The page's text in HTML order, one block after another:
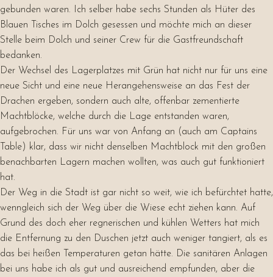
gebunden waren. Ich selber habe sechs Stunden als Hüter des
Blauen Tisches im Dolch gesessen und möchte mich an dieser
Stelle beim Dolch und seiner Crew für die Gastfreundschaft
bedanken.
Der Wechsel des Lagerplatzes mit Grün hat nicht nur für uns eine
neue Sicht und eine neue Herangehensweise an das Fest der
Drachen ergeben, sondern auch alte, offenbar zementierte
Machtblöcke, welche durch die Lage entstanden waren,
aufgebrochen. Für uns war von Anfang an (auch am Captains
Table) klar, dass wir nicht denselben Machtblock mit den großen
benachbarten Lagern machen wollten, was auch gut funktioniert
hat.
Der Weg in die Stadt ist gar nicht so weit, wie ich befürchtet hatte,
wenngleich sich der Weg über die Wiese echt ziehen kann. Auf
Grund des doch eher regnerischen und kühlen Wetters hat mich
die Entfernung zu den Duschen jetzt auch weniger tangiert, als es
das bei heißen Temperaturen getan hätte. Die sanitären Anlagen
bei uns habe ich als gut und ausreichend empfunden, aber die